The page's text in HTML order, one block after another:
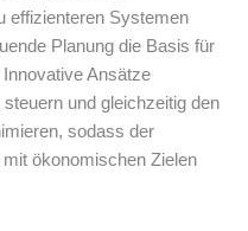
effizienteren Systemen
Planung die Basis für
Ansätze
und gleichzeitig den
sodass der
ökonomischen Zielen